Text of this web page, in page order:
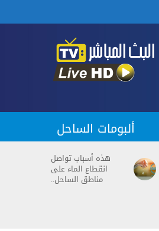
ألبومات الساحل
هذه أسباب تواصل
انقطاع الماء على
مناطق الساحل..